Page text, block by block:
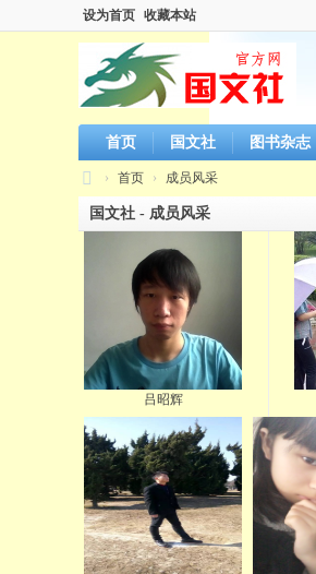
设为首页 收藏本站
首页 国文社 图书杂志
国
网
› 首页 › 成员风采
国文社 - 成员风采
吕昭辉